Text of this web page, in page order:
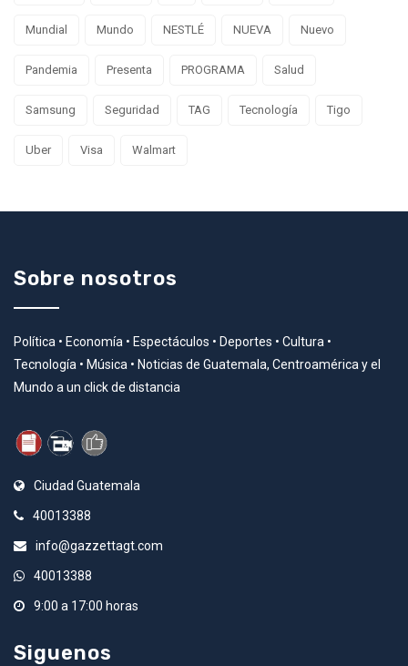
Mundial Mundo NESTLÉ NUEVA Nuevo
Pandemia Presenta PROGRAMA Salud
Samsung Seguridad TAG Tecnología Tigo
Uber Visa Walmart
Sobre nosotros
Política • Economía • Espectáculos • Deportes • Cultura •
Tecnología • Música • Noticias de Guatemala, Centroamérica y el
Mundo a un click de distancia
Ciudad Guatemala
40013388
info@gazzettagt.com
40013388
9:00 a 17:00 horas
Siguenos